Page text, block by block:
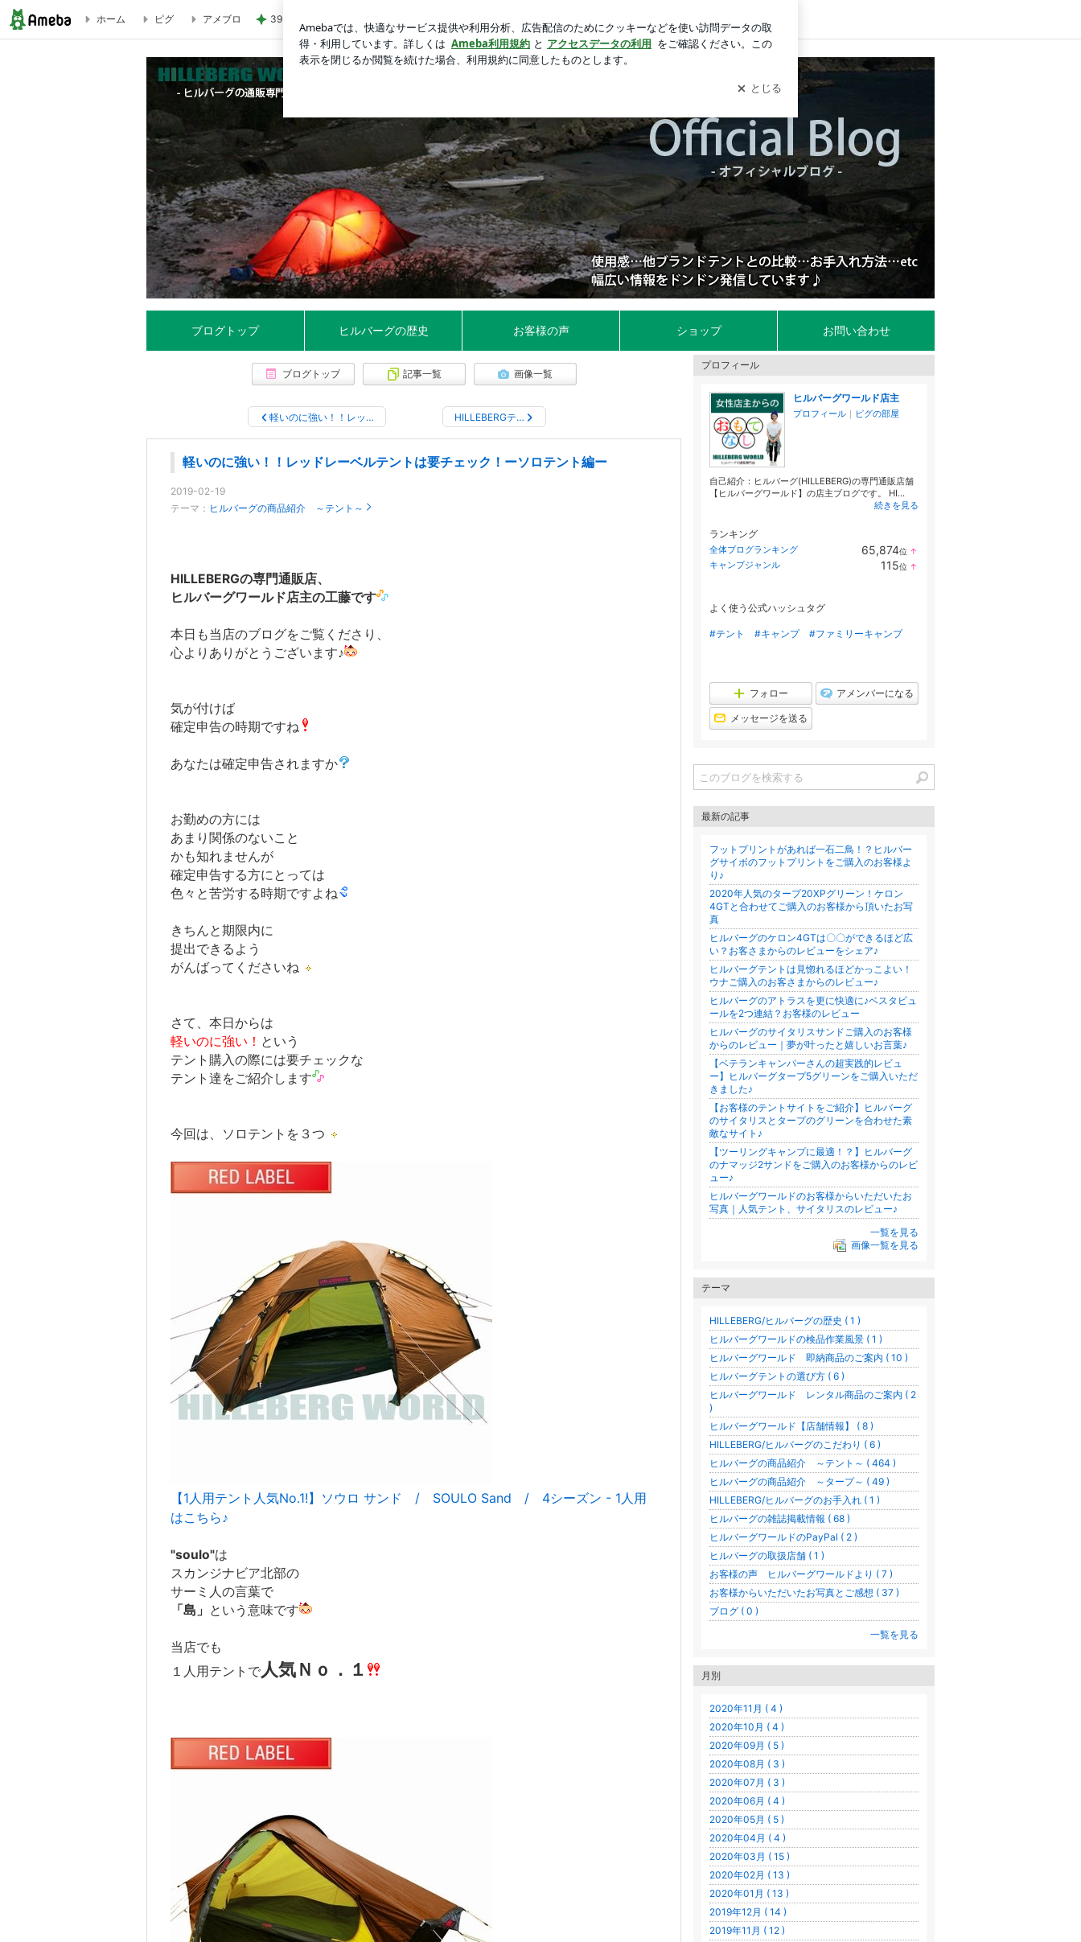
軽いのに強い！！レッドレーベルテントは要チェック！ーソロテント編ー | ヒルバーグ(HILLEBERG) 通販店舗 ヒルバーグワールドの店主ブログ
ホーム ピグ アメブロ 39.9度の高熱で察してくれた夫の行動 新規登録 ログイン
「ヒルバーグワールド」というネットショップを運営しています。
ブログトップ 記事一覧 画像一覧
軽いのに強い！！レッ… HILLEBERGテ…
軽いのに強い！！レッドレーベルテントは要チェック！ーソロテント編ー
2019-02-19
テーマ： ヒルバーグの商品紹介 ～テント～
HILLEBERGの専門通販店、
ヒルバーグワールド店主の工藤です
本日も当店のブログをご覧くださり、
心よりありがとうございます♪
気が付けば
確定申告の時期ですね
あなたは確定申告されますか
お勤めの方には
あまり関係のないこと
かも知れませんが
確定申告する方にとっては
色々と苦労する時期ですよね
きちんと期限内に
提出できるよう
がんばってくださいね
さて、本日からは
軽いのに強い！ という
テント購入の際には要チェックな
テント達をご紹介します
今回は、ソロテントを３つ
【1人用テント人気No.1!】ソウロ サンド / SOULO Sand / 4シーズン - 1人用
はこちら♪
"soulo"は
スカンジナビア北部の
サーミ人の言葉で
「島」 という意味です
当店でも
１人用テントで 人気Ｎｏ．１
プロフィール
ヒルバーグワールド店主
プロフィール ｜ ピグの部屋
自己紹介：ヒルバーグ(HILLEBERG)の専門通販店舗
【ヒルバーグワールド】の店主ブログです。 HI...
続きを見る
ランキング
全体ブログランキング 65,874位 ↑
キャンプジャンル 115位 ↑
よく使う公式ハッシュタグ
#テント #キャンプ #ファミリーキャンプ
フォロー アメンバーになる
メッセージを送る
最新の記事
フットプリントがあれば一石二鳥！？ヒルバー
グサイボのフットプリントをご購入のお客様よ
り♪
2020年人気のタープ20XPグリーン！ケロン
4GTと合わせてご購入のお客様から頂いたお写
真
ヒルバーグのケロン4GTは〇〇ができるほど広
い？お客さまからのレビューをシェア♪
ヒルバーグテントは見惚れるほどかっこよい！
ウナご購入のお客さまからのレビュー♪
ヒルバーグのアトラスを更に快適に♪ベスタビュ
ールを2つ連結？お客様のレビュー
ヒルバーグのサイタリスサンドご購入のお客様
からのレビュー｜夢が叶ったと嬉しいお言葉♪
【ベテランキャンパーさんの超実践的レビュ
ー】ヒルバーグタープ5グリーンをご購入いただ
きました♪
【お客様のテントサイトをご紹介】ヒルバーグ
のサイタリスとタープのグリーンを合わせた素
敵なサイト♪
【ツーリングキャンプに最適！？】ヒルバーグ
のナマッジ2サンドをご購入のお客様からのレビ
ュー♪
ヒルバーグワールドのお客様からいただいたお
写真｜人気テント、サイタリスのレビュー♪
一覧を見る
画像一覧を見る
テーマ
HILLEBERG/ヒルバーグの歴史 ( 1 )
ヒルバーグワールドの検品作業風景 ( 1 )
ヒルバーグワールド 即納商品のご案内 ( 10 )
ヒルバーグテントの選び方 ( 6 )
ヒルバーグワールド レンタル商品のご案内 ( 2
)
ヒルバーグワールド【店舗情報】 ( 8 )
HILLEBERG/ヒルバーグのこだわり ( 6 )
ヒルバーグの商品紹介 ～テント～ ( 464 )
ヒルバーグの商品紹介 ～タープ～ ( 49 )
HILLEBERG/ヒルバーグのお手入れ ( 1 )
ヒルバーグの雑誌掲載情報 ( 68 )
ヒルバーグワールドのPayPal ( 2 )
ヒルバーグの取扱店舗 ( 1 )
お客様の声 ヒルバーグワールドより ( 7 )
お客様からいただいたお写真とご感想 ( 37 )
ブログ ( 0 )
一覧を見る
月別
2020年11月 ( 4 )
2020年10月 ( 4 )
2020年09月 ( 5 )
2020年08月 ( 3 )
2020年07月 ( 3 )
2020年06月 ( 4 )
2020年05月 ( 5 )
2020年04月 ( 4 )
2020年03月 ( 15 )
2020年02月 ( 13 )
2020年01月 ( 13 )
2019年12月 ( 14 )
2019年11月 ( 12 )
ブログトップ ヒルバーグの歴史 お客様の声 ショップ お問い合わせ